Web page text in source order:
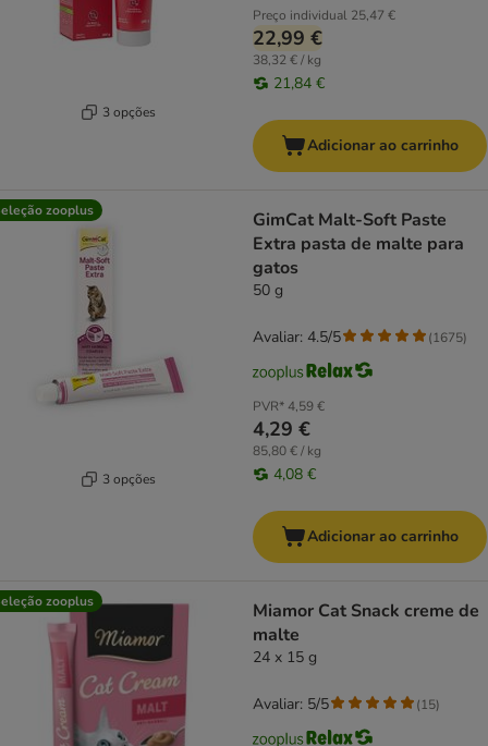
3 opções
Preço individual 25,47 €
22,99 €
38,32 € / kg
21,84 €
Adicionar ao carrinho
zooplus
3 opções
GimCat Malt-Soft Paste
Extra pasta de malte para
gatos
50 g
PVR*4,59 €
4,29 €
85,80 € / kg
4,08 €
Avaliar: 4.5/5 (1675)
Adicionar ao carrinho
zooplus
Miamor Cat Snack creme de
malte
24 x 15 g
Avaliar: 5/5 (15)